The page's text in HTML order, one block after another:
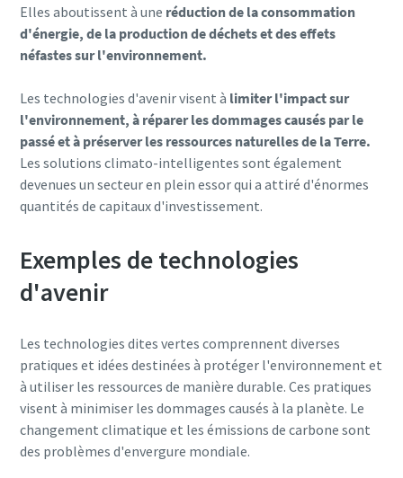
10 étapes pour une production éco-
responsable et plus efficace
Elles aboutissent à une réduction de la consommation
d'énergie, de la production de déchets et des effets
néfastes sur l'environnement.
Les technologies d'avenir visent à limiter l'impact sur
l'environnement, à réparer les dommages causés par le
passé et à préserver les ressources naturelles de la Terre.
Les solutions climato-intelligentes sont également
devenues un secteur en plein essor qui a attiré d'énormes
quantités de capitaux d'investissement.
Exemples de technologies
d'avenir
Les technologies dites vertes comprennent diverses
pratiques et idées destinées à protéger l'environnement et
à utiliser les ressources de manière durable. Ces pratiques
visent à minimiser les dommages causés à la planète. Le
changement climatique et les émissions de carbone sont
des problèmes d'envergure mondiale.